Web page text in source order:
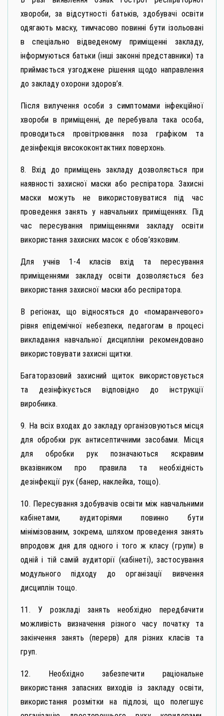
хвороби, за відсутності батьків, здобувачі освіти
одягають маску, тимчасово повинні бути ізольовані
в спеціально відведеному приміщенні закладу,
інформуються батьки (інші законні представники) та
приймається узгоджене рішення щодо направлення
до закладу охорони здоров’я.
Після вилучення особи з симптомами інфекційної
хвороби в приміщенні, де перебувала така особа,
проводиться провітрювання поза графіком та
дезінфекція висококонтактних поверхонь.
8. Вхід до приміщень закладу дозволяється при
наявності захисної маски або респіратора. Захисні
маски можуть не використовуватися під час
проведення занять у навчальних приміщеннях. Під
час пересування приміщеннями закладу освіти
використання захисних масок є обов’язковим.
Для учнів 1-4 класів вхід та пересування
приміщеннями закладу освіти дозволяється без
використання захисної маски або респіратора.
В регіонах, що відносяться до «помаранчевого»
рівня епідемічної небезпеки, педагогам в процесі
викладання навчальної дисципліни рекомендовано
використовувати захисні щитки.
Багаторазовий захисний щиток використовується
та дезінфікується відповідно до інструкції
виробника.
9. На всіх входах до закладу організовуються місця
для обробки рук антисептичними засобами. Місця
для обробки рук позначаються яскравим
вказівником про правила та необхідність
дезінфекції рук (банер, наклейка, тощо).
10. Пересування здобувачів освіти між навчальними
кабінетами, аудиторіями повинно бути
мінімізованим, зокрема, шляхом проведення занять
впродовж дня для одного і того ж класу (групи) в
одній і тій самій аудиторії (кабінеті), застосування
модульного підходу до організації вивчення
дисциплін тощо.
11. У розкладі занять необхідно передбачити
можливість визначення різного часу початку та
закінчення занять (перерв) для різних класів та
груп.
12. Необхідно забезпечити раціональне
використання запасних виходів із закладу освіти,
використання розмітки на підлозі, що полегшує